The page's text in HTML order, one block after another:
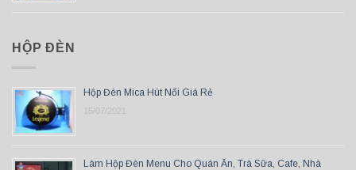
HỘP ĐÈN
Hộp Đèn Mica Hút Nổi Giá Rẻ
15/07/2021
Làm Hộp Đèn Menu Cho Quán Ăn, Trà Sữa, Cafe, Nhà